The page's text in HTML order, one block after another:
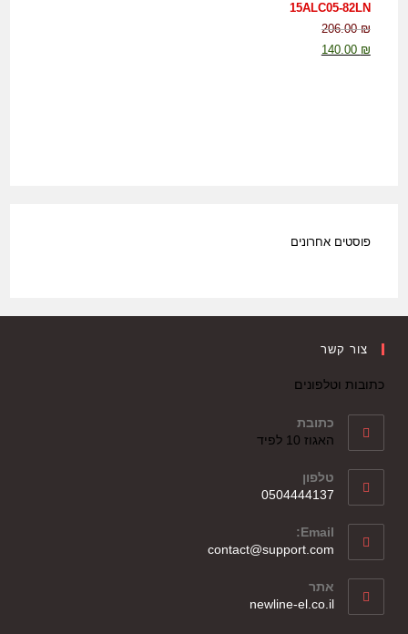
15ALC05-82LN
206.00₪
140.00 ₪
פוסטים אחרונים
צור קשר
כתובות וטלפונים
כתובת
האגוז 10 לפיד
טלפון
0504444137
Email:
contact@support.com
אתר
newline-el.co.il